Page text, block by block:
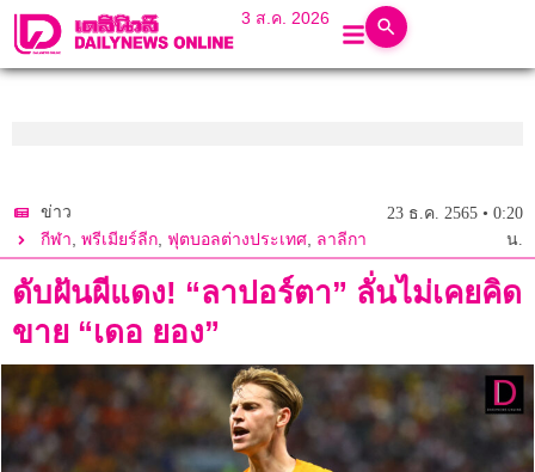
3 ส.ค. 2026
ข่าว
กีฬา, พรีเมียร์ลีก, ฟุตบอลต่างประเทศ, ลาลีกา
23 ธ.ค. 2565 • 0:20
น.
ดับฝันผีแดง! “ลาปอร์ตา” ลั่นไม่เคยคิด
ขาย “เดอ ยอง”